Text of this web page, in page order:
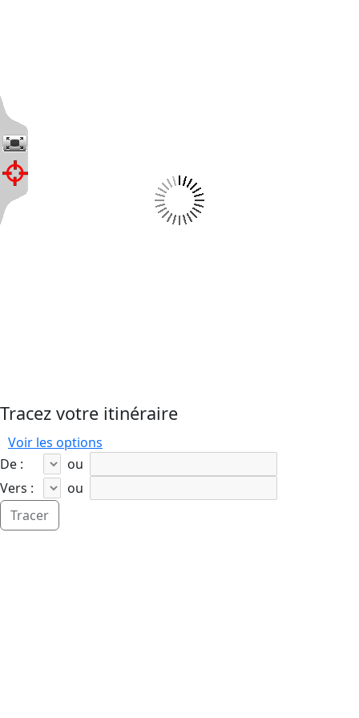
Tracez votre itinéraire
Voir les options
De :
ou
Vers :
ou